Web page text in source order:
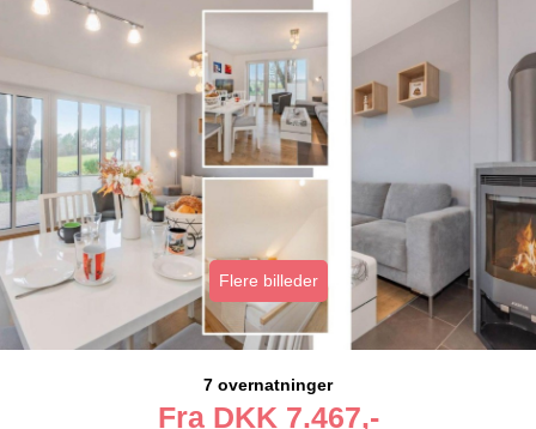
Flere billeder
7 overnatninger
Fra DKK 7.467,-